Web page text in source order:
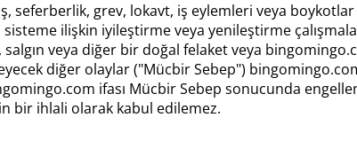
seferberlik, grev, lokavt, iş eylemleri veya
ilişkin iyileştirme veya yenileştirme
veya diğer bir doğal felaket veya
diğer olaylar ("Mücbir Sebep")
ifası Mücbir Sebep sonucunda
bir ihlali olarak kabul edilemez.